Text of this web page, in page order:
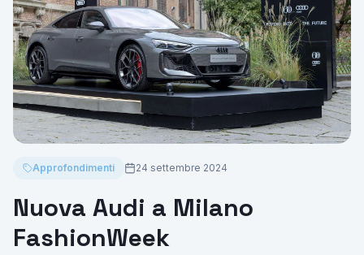
Offerte Privati
Offerte Moto
Veicoli Commerciali
Offerte Re-Use
Usato Sicuro
Lavora con Noi
Contatti
Area Cliente
Richiedi Preventivo
Approfondimenti 24 settembre 2024
Nuova Audi a Milano
FashionWeek